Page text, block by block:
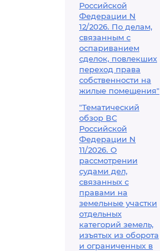
Российской
Федерации N
12/2026. По делам,
связанным с
оспариванием
сделок, повлекших
переход права
собственности на
жилые помещения"
"Тематический
обзор ВС
Российской
Федерации N
11/2026. О
рассмотрении
судами дел,
связанных с
правами на
земельные участки
отдельных
категорий земель,
изъятых из оборота
и ограниченных в